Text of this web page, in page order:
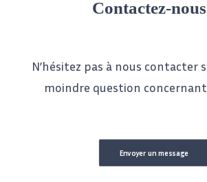
Contactez-
N’hésitez pas à nous contacter
moindre question
Envoyer un message